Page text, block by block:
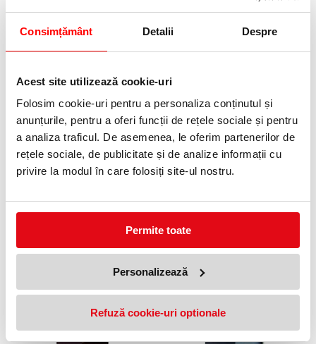
Consimțământ Detalii Despre
Acest site utilizează cookie-uri
Folosim cookie-uri pentru a personaliza conținutul și
anunțurile, pentru a oferi funcții de rețele sociale și pentru
a analiza traficul. De asemenea, le oferim partenerilor de
rețele sociale, de publicitate și de analize informații cu
privire la modul în care folosiți site-ul nostru.
Permite toate
Personalizează
Refuză cookie-uri optionale
Buzunar adeziv 170 x 110 x 80
mm
5,99 lei(pret cu TVA)
Buzunar adeziv 130 x 55 mm
Buzunar autoadeziv pentru
Anunta-ma cand revine in stoc
Buzunar autoadeziv pentru
15,99 lei
Anunta-ma cand revine in stoc